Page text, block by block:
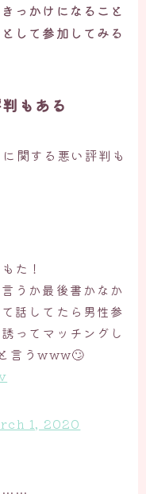
っかけになること
して参加してみる
もある
関する悪い評判も
た！
うか最後書かなか
話してたら男性参
ってマッチングし
言うwww🙄
1, 2020